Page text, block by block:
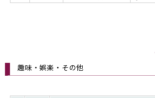
趣味・娯楽・その他